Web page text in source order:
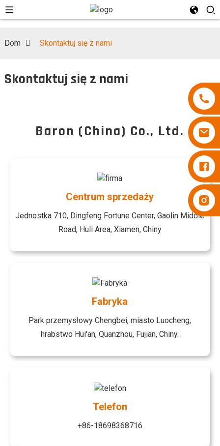
Pieluchy Besuper
Dom Skontaktuj się z nami
Skontaktuj się z nami
Baron (China) Co., Ltd.
Centrum sprzedaży
Jednostka 710, Dingfeng Fortune Center, Gaolin Middle
Road, Huli Area, Xiamen, Chiny
Fabryka
Park przemysłowy Chengbei, miasto Luocheng,
hrabstwo Hui'an, Quanzhou, Fujian, Chiny.
Telefon
+86-18698368716